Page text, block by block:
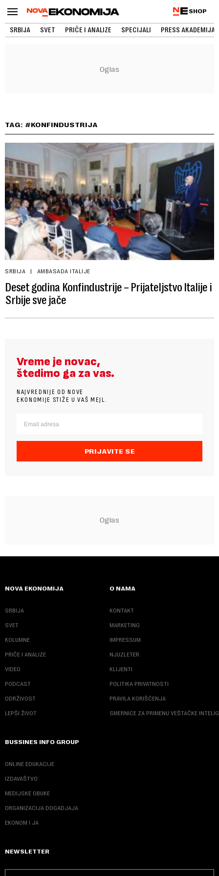
SHOP
SRBIJA SVET PRIČE I ANALIZE SPECIJALI PRESS AKADEMIJA
TAG: #KONFINDUSTRIJA
SRBIJA AMBASADA ITALIJE
Deset godina Konfindustrije – Prijateljstvo Italije i
Srbije sve jače
Vreme je novac,
štedimo ga za vas.
NAJVREDNIJE OD NOVE
EKONOMIJE STIŽE U VAŠ MEJL.
PRIJAVITE SE
NOVA EKONOMIJA
SRBIJA
SVET
KOLUMNE
PRIČE I ANALIZE
VIDEO
PODCAST
ODRŽIVOST
LEPŠI ŽIVOT
O NAMA
KONTAKT
MARKETING
IMPRESSUM
NJUZLETER
KLIJENTI
POLITIKA PRIVATNOSTI
PRAVILA KORIŠĆENJA
SMERNICE ZA PRIMENU VEŠTAČKE
BUSSINES INFO GROUP
ONLINE EDUKACIJE
IZDAVAŠTVO
MEDIJSKE OBUKE
ORGANIZACIJA DOGADJAJA
EKONOM I JA
NEWSLETTER